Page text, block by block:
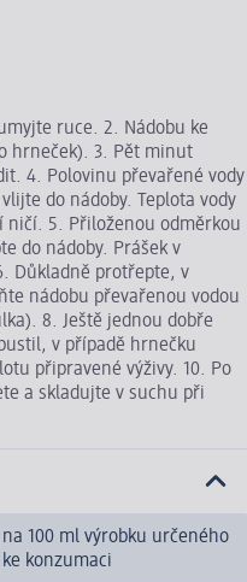
ruce. 2. Nádobu ke
hrneček). 3. Pět minut
4. Polovinu převařené vody
do nádoby. Teplota vody
ničí. 5. Přiloženou odměrkou
do nádoby. Prášek v
Důkladně protřepte, v
nádobu převařenou vodou
8. Ještě jednou dobře
v případě hrnečku
připravené výživy. 10. Po
a skladujte v suchu při
na 100 ml výrobku určeného
ke konzumaci